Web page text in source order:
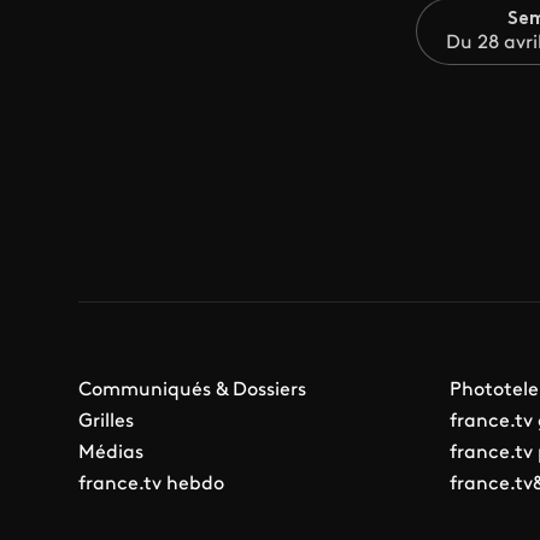
Du 28
Communiqués & Dossiers
Grilles
Médias
france.tv hebdo
Phototele
france.tv
france.tv